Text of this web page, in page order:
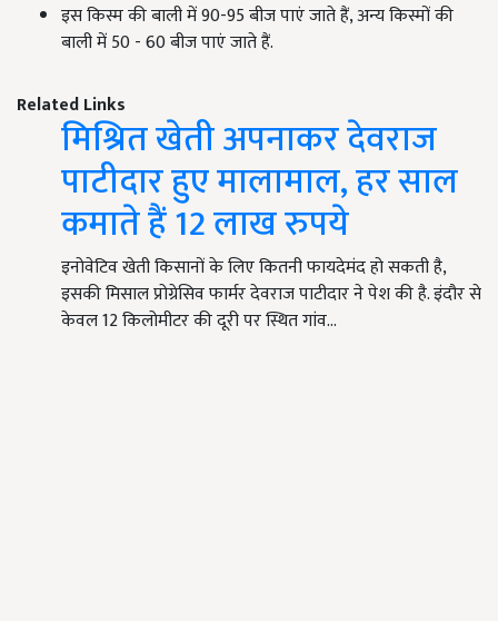
इस किस्म की बाली में 90-95 बीज पाएं जाते हैं, अन्य किस्मों की
बाली में 50 - 60 बीज पाएं जाते हैं.
Related Links
मिश्रित खेती अपनाकर देवराज
पाटीदार हुए मालामाल, हर साल
कमाते हैं 12 लाख रुपये
इनोवेटिव खेती किसानों के लिए कितनी फायदेमंद हो सकती है,
इसकी मिसाल प्रोग्रेसिव फार्मर देवराज पाटीदार ने पेश की है. इंदौर से
केवल 12 किलोमीटर की दूरी पर स्थित गांव…